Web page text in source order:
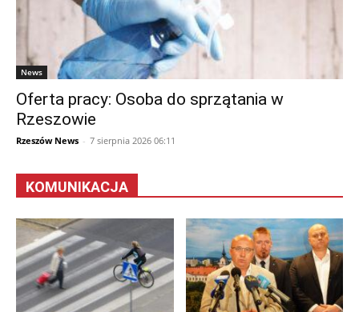
News
Oferta pracy: Osoba do sprzątania w
Rzeszowie
Rzeszów News - 7 sierpnia 2026 06:11
KOMUNIKACJA